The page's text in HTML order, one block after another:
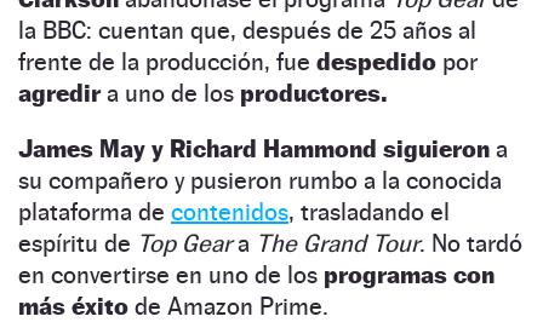
la BBC: cuentan que, después de 25 años al
frente de la producción, fue despedido por
agredira uno de los productores.
James May y Richard Hammond siguieron a
su compañero y pusieron rumbo a la conocida
plataforma de contenidos, trasladando el
espíritu de Top Geara The Grand Tour. No tardó
en convertirse en uno de los programas con
más éxito de Amazon Prime.